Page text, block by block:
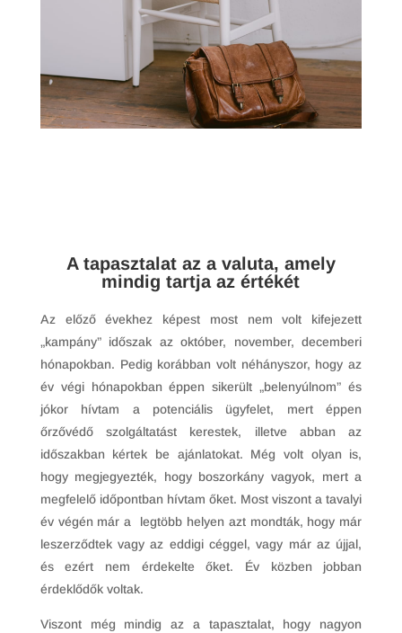
A tapasztalat az a valuta, amely
mindig tartja az értékét
Az előző évekhez képest most nem volt kifejezett
„kampány” időszak az október, november, decemberi
hónapokban. Pedig korábban volt néhányszor, hogy az
év végi hónapokban éppen sikerült „belenyúlnom” és
jókor hívtam a potenciális ügyfelet, mert éppen
őrzővédő szolgáltatást kerestek, illetve abban az
időszakban kértek be ajánlatokat. Még volt olyan is,
hogy megjegyezték, hogy boszorkány vagyok, mert a
megfelelő időpontban hívtam őket. Most viszont a tavalyi
év végén már a legtöbb helyen azt mondták, hogy már
leszerződtek vagy az eddigi céggel, vagy már az újjal,
és ezért nem érdekelte őket. Év közben jobban
érdeklődők voltak.
Viszont még mindig az a tapasztalat, hogy nagyon